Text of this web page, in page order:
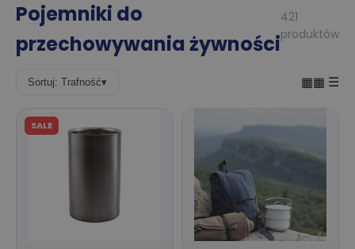
Pojemniki do
przechowywania żywności
421
produktów
Sortuj: Trafność▾ ▦▦ ☰
SALE